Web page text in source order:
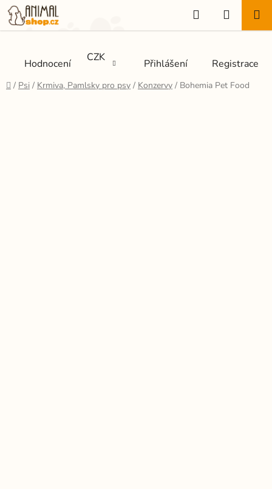
Přejít
na
obsah
Hodnocení CZK Přihlášení Registrace
Hledat
KOŠÍK
Domů
/ Psi / Krmiva, Pamlsky pro psy / Konzervy / Bohemia Pet Food